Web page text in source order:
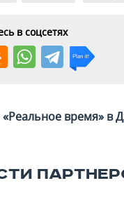
в соцсетях
«Реальное время» в